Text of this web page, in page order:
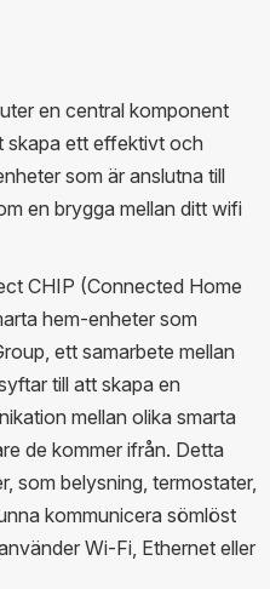
en central komponent
skapa ett effektivt och
som är anslutna till
en brygga mellan ditt wifi
CHIP (Connected Home
hem-enheter som
ett samarbete mellan
till att skapa en
mellan olika smarta
de kommer ifrån. Detta
som belysning, termostater,
kommunicera sömlöst
Wi-Fi, Ethernet eller